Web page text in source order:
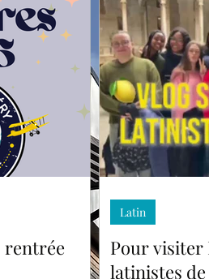
Pour visiter
latinistes de
réalisé par
1G4
rentrée
Pour visiter
latinistes de
Latin